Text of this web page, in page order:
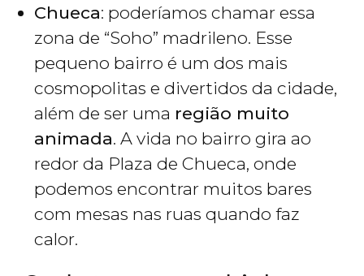
Chueca: poderíamos chamar essa
zona de “Soho” madrileno. Esse
pequeno bairro é um dos mais
cosmopolitas e divertidos da cidade,
além de ser uma região muito
animada. A vida no bairro gira ao
redor da Plaza de Chueca, onde
podemos encontrar muitos bares
com mesas nas ruas quando faz
calor.